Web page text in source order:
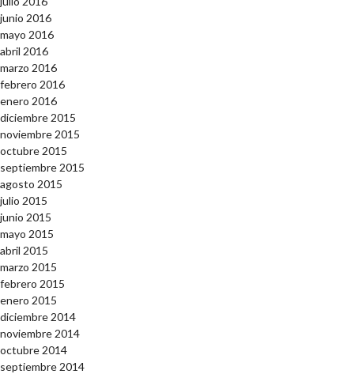
junio 2016
mayo 2016
abril 2016
marzo 2016
febrero 2016
enero 2016
diciembre 2015
noviembre 2015
octubre 2015
septiembre 2015
agosto 2015
julio 2015
junio 2015
mayo 2015
abril 2015
marzo 2015
febrero 2015
enero 2015
diciembre 2014
noviembre 2014
octubre 2014
septiembre 2014